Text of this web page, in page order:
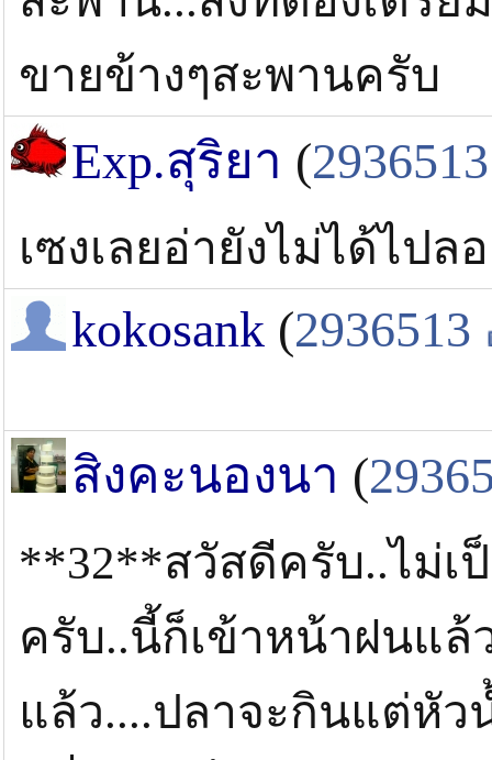
ขายข้างๆสะพานครับ
Exp.สุริยา (2936513
เซงเลยอ่ายังไม่ได้ไปล
kokosank (2936513
สิงคะนองนา (
**32**สวัสดีครับ..ไม่เ
ครับ..นี้ก็เข้าหน้าฝนแล้
แล้ว....ปลาจะกินแต่หัว